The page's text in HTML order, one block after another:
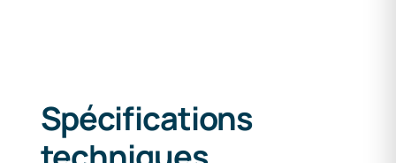
Spécifications